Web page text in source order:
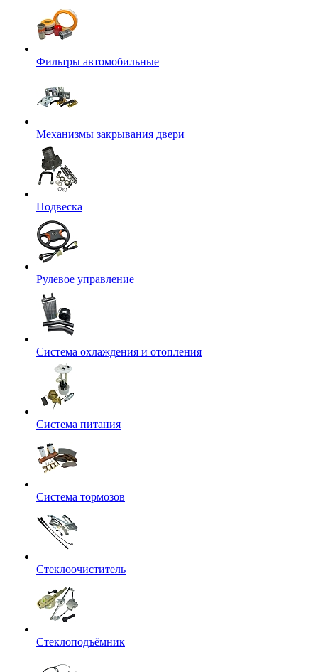
Фильтры автомобильные
Механизмы закрывания двери
Подвеска
Рулевое управление
Система охлаждения и отопления
Система питания
Система тормозов
Стеклоочиститель
Стеклоподъёмник